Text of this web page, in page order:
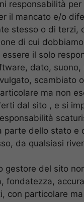
responsabilità
il mancato e/o
stesso o di
di cui
essere il solo
dato,
scambiato
ma non
dal sito , e si
parte dello stato
da qualsiasi
gestore del sito
fondatezza,
con particolare